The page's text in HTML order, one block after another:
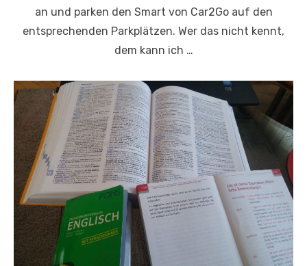
an und parken den Smart von Car2Go auf den
entsprechenden Parkplätzen. Wer das nicht kennt,
dem kann ich …